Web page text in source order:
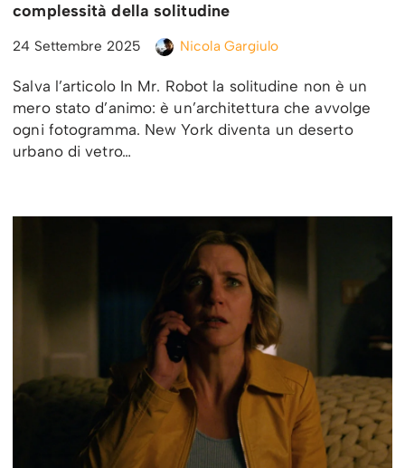
complessità della solitudine
24 Settembre 2025 Nicola Gargiulo
Salva l’articolo In Mr. Robot la solitudine non è un
mero stato d’animo: è un’architettura che avvolge
ogni fotogramma. New York diventa un deserto
urbano di vetro…